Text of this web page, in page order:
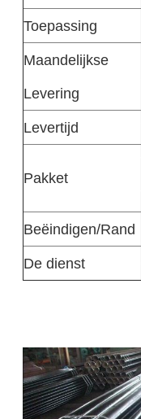
Toepassing
Maandelijkse
Levering
Levertijd
Pakket
Beëindigen/Rand
De dienst